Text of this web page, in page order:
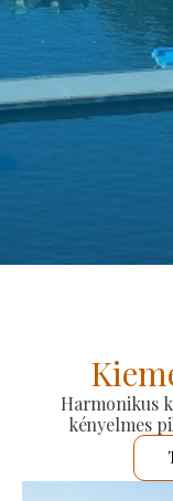
Harmonikus
kényelmes